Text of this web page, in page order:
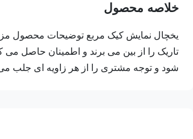
خلاصه محصول
تاریک را از بین می برند و اطمینان حاصل
شود و توجه مشتری را از هر زاویه ای جلب